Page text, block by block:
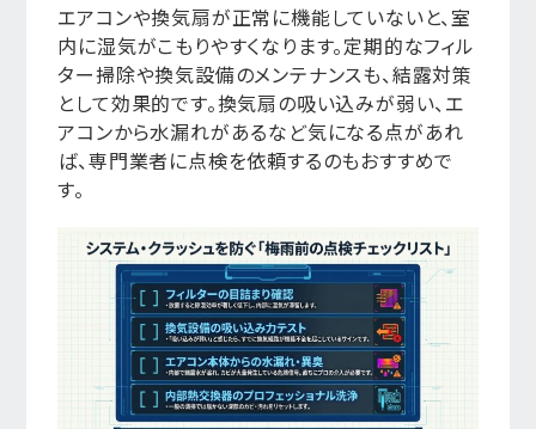
エアコンや換気扇が正常に機能していないと、室
内に湿気がこもりやすくなります。定期的なフィル
ター掃除や換気設備のメンテナンスも、結露対策
として効果的です。換気扇の吸い込みが弱い、エ
アコンから水漏れがあるなど気になる点があれ
ば、専門業者に点検を依頼するのもおすすめで
す。